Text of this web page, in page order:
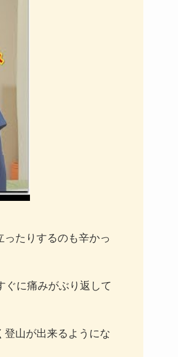
たりするのも辛かっ
ぐに痛みがぶり返して
山が出来るようにな